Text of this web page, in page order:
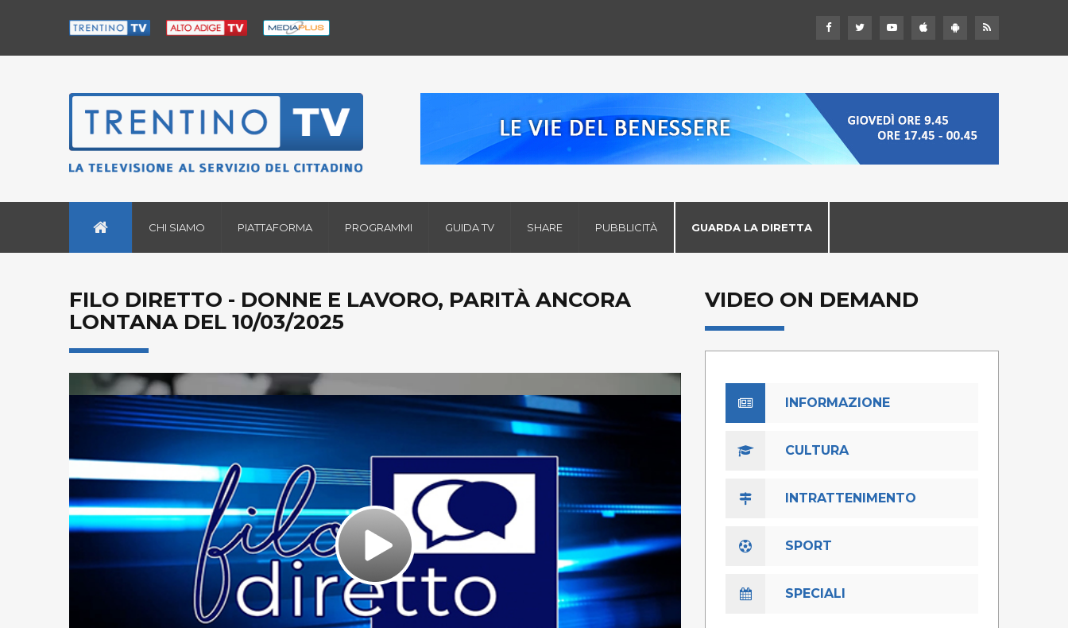
CHI SIAMO PIATTAFORMA PROGRAMMI GUIDA TV SHARE PUBBLICITÀ GUARDA LA DIRETTA
FILO DIRETTO - DONNE E LAVORO, PARITÀ ANCORA
LONTANA DEL 10/03/2025
Play
Video
VIDEO ON DEMAND
INFORMAZIONE
CULTURA
INTRATTENIMENTO
SPORT
SPECIALI